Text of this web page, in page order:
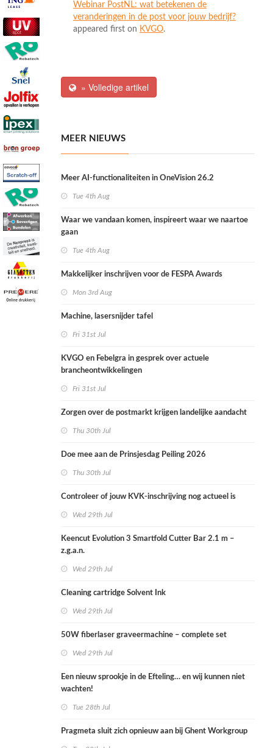
Webinar PostNL: wat betekenen de
veranderingen in de post voor jouw bedrijf?
appeared first on KVGO.
» Volledige artikel
MEER NIEUWS
Meer AI-functionaliteiten in OneVision 26.2
Tue 4th Aug
Waar we vandaan komen, inspireert waar we naartoe
gaan
Tue 4th Aug
Makkelijker inschrijven voor de FESPA Awards
Mon 3rd Aug
Machine, lasersnijder tafel
Fri 31st Jul
KVGO en Febelgra in gesprek over actuele
brancheontwikkelingen
Fri 31st Jul
Zorgen over de postmarkt krijgen landelijke aandacht
Thu 30th Jul
Doe mee aan de Prinsjesdag Peiling 2026
Thu 30th Jul
Controleer of jouw KVK-inschrijving nog actueel is
Wed 29th Jul
Keencut Evolution 3 Smartfold Cutter Bar 2.1 m –
z.g.a.n.
Wed 29th Jul
Cleaning cartridge Solvent Ink
Wed 29th Jul
50W fiberlaser graveermachine – complete set
Wed 29th Jul
Een nieuw sprookje in de Efteling… en wij kunnen niet
wachten!
Tue 28th Jul
Pragmeta sluit zich opnieuw aan bij Ghent Workgroup